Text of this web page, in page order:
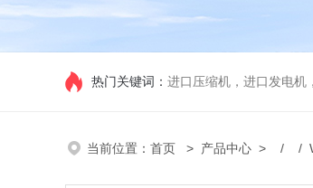
热门关键词： 进口压缩机，进口发电机
当前位置： 首页 > 产品中心 > / /